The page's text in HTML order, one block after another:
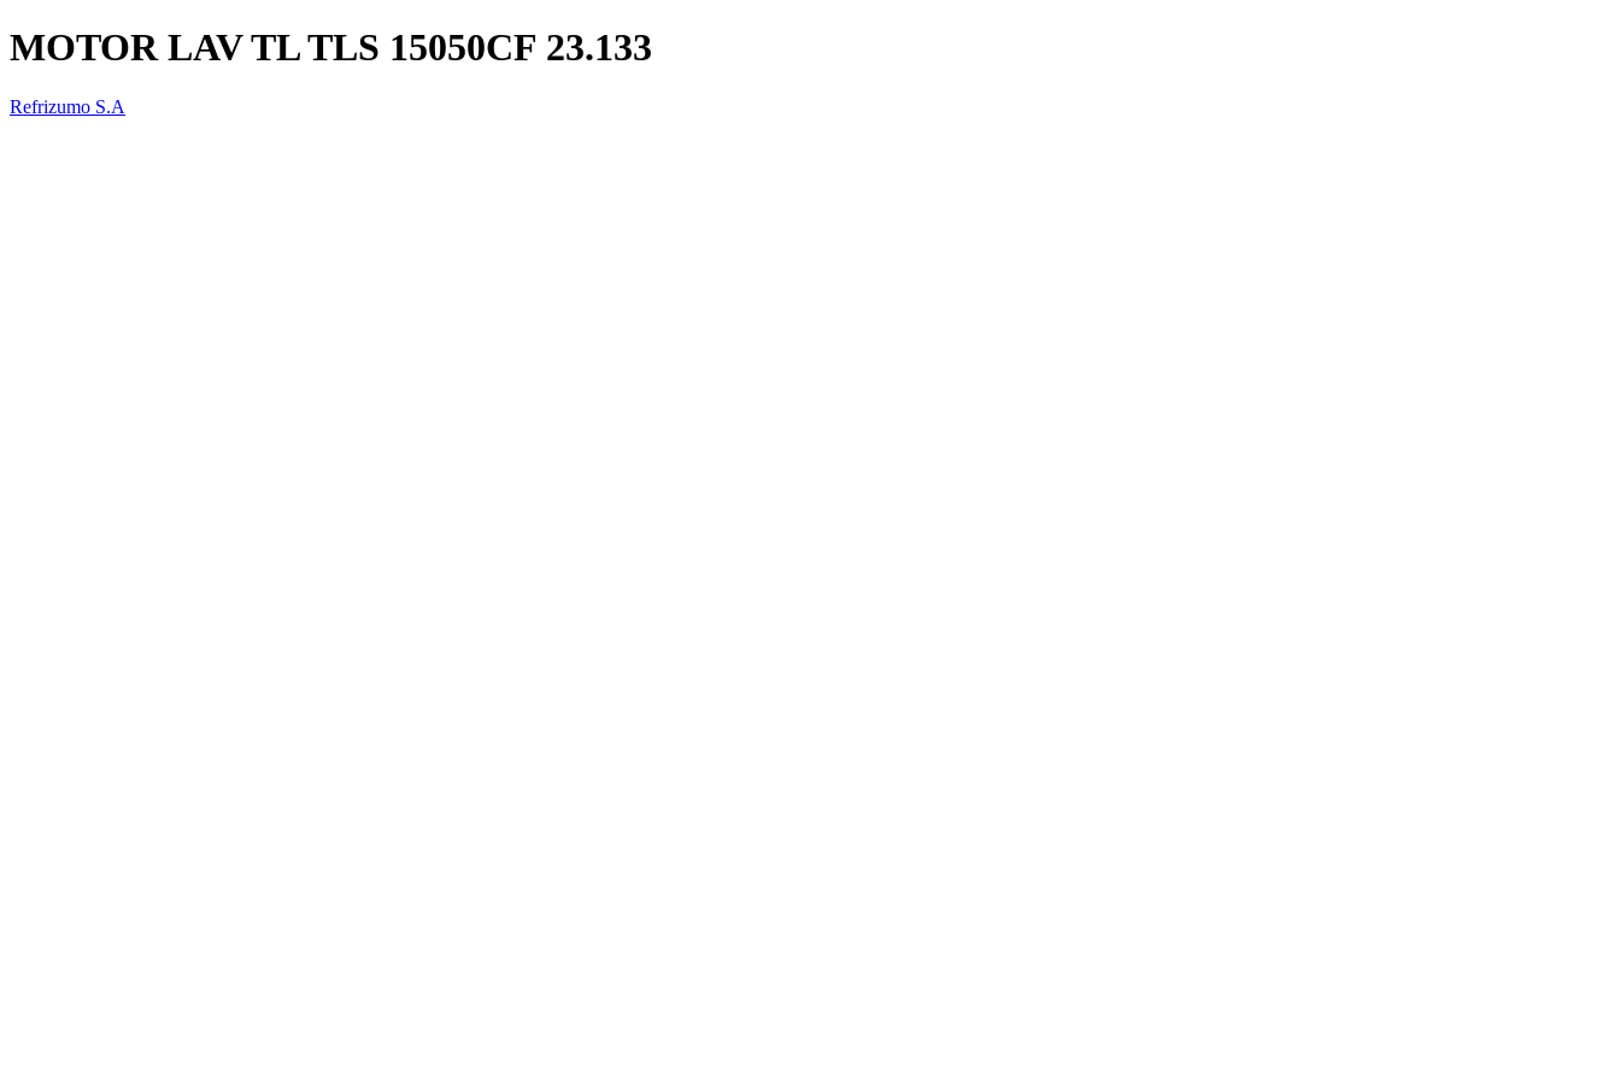
MOTOR LAV TL TLS 15050CF 23.133
Refrizumo S.A